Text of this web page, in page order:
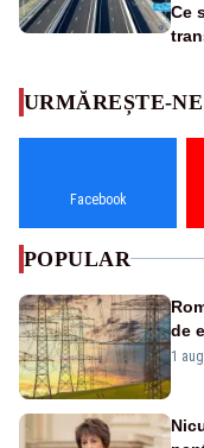
Ce
URMĂREȘTE-
Facebook
POPULAR
de
1